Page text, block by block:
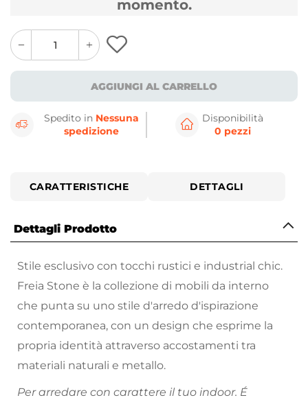
momento.
quantity
button
quantity
minus
button
AGGIUNGI AL CARRELLO
Spedito in Nessuna
spedizione
Disponibilità
0 pezzi
CARATTERISTICHE DETTAGLI
Dettagli Prodotto
Stile esclusivo con tocchi rustici e industrial chic.
Freia Stone è la collezione di mobili da interno
che punta su uno stile d'arredo d'ispirazione
contemporanea, con un design che esprime la
propria identità attraverso accostamenti tra
materiali naturali e metallo.
Per arredare con carattere il tuo indoor. É